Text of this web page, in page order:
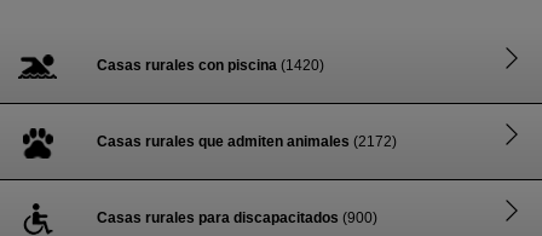
Casas rurales con piscina (1420)
Casas rurales que admiten animales (2172)
Casas rurales para discapacitados (900)